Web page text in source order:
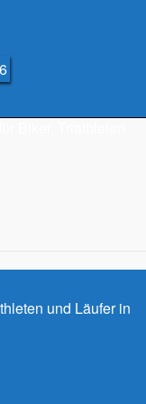
und Läufer in